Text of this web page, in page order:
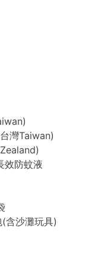
灣Taiwan)
效防蚊液
含沙灘玩具)